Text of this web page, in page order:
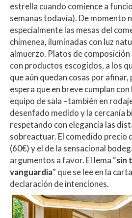
estrella cuando comience a
semanas todavía). De momento
especialmente las mesas del
chimenea, iluminadas con luz
almuerzo. Platos de
con productos escogidos, a los
que aún quedan cosas por afinar,
espera que en breve cumplan
equipo de sala –también en
desenfado medido y la cercanía
respetando con elegancia las
sobreactuar. El comedido precio
(60€) y el de la sensacional
argumentos a favor. El lema “sin
vanguardia” que se lee en la
declaración de intenciones.